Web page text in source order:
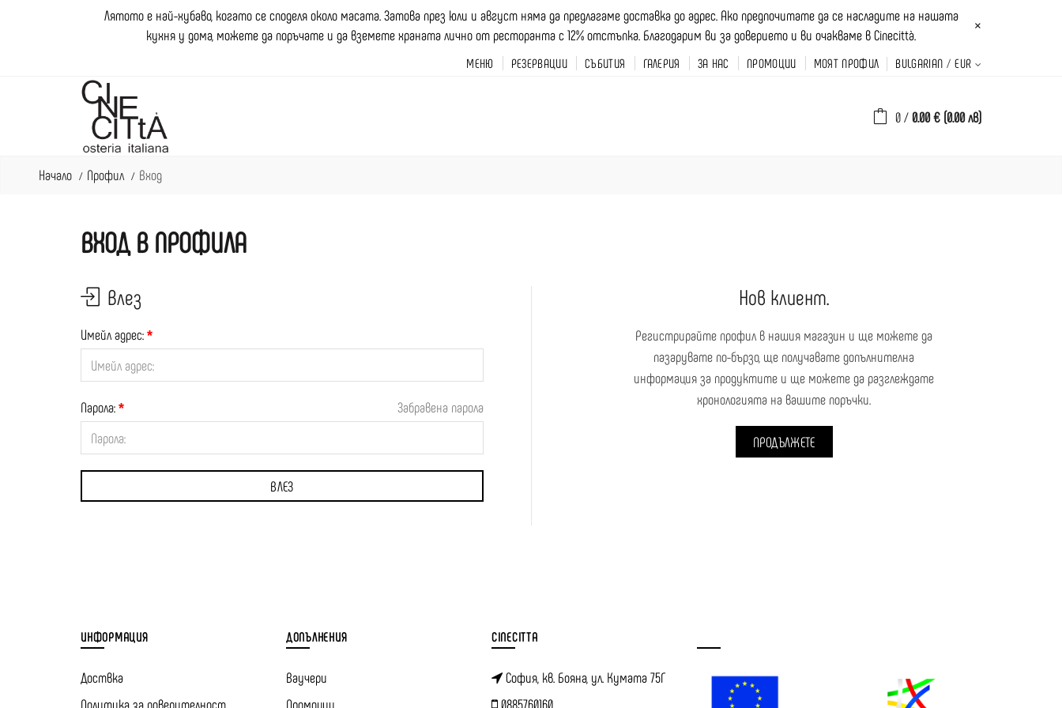
Лятото е най-хубаво, когато се споделя около масата. Затова през юли и август няма да предлагаме доставка до адрес. Ако предпочитате да се насладите на нашата
кухня у дома, можете да поръчате и да вземете храната лично от ресторанта с 12% отстъпка. Благодарим ви за доверието и ви очакваме в Cinecittà.
×
МЕНЮ РЕЗЕРВАЦИИ СЪБИТИЯ ГАЛЕРИЯ ЗА НАС ПРОМОЦИИ МОЯТ ПРОФИЛ BULGARIAN EUR
0/0.00 € (0.00 лв)
Начало Профил Вход
ВХОД В ПРОФИЛА
Влез
Имейл адрес:
Парола: Забравена парола
Нов клиент.
Регистрирайте профил в нашия магазин и ще можете да
пазарувате по-бързо, ще получавате допълнителна
информация за продуктите и ще можете да разглеждате
хронологията на вашите поръчки.
ПРОДЪЛЖЕТЕ
ИНФОРМАЦИЯ
Доствка
Политика за поверителност
ДОПЪЛНЕНИЯ
Ваучери
Промоции
CINECITTA
София, кв. Бояна, ул. Кумата 75Г
0885760160